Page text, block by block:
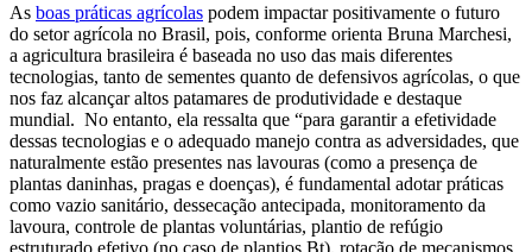
As boas práticas agrícolas podem impactar positivamente o futuro
do setor agrícola no Brasil, pois, conforme orienta Bruna Marchesi,
a agricultura brasileira é baseada no uso das mais diferentes
tecnologias, tanto de sementes quanto de defensivos agrícolas, o que
nos faz alcançar altos patamares de produtividade e destaque
mundial. No entanto, ela ressalta que “para garantir a efetividade
dessas tecnologias e o adequado manejo contra as adversidades, que
naturalmente estão presentes nas lavouras (como a presença de
plantas daninhas, pragas e doenças), é fundamental adotar práticas
como vazio sanitário, dessecação antecipada, monitoramento da
lavoura, controle de plantas voluntárias, plantio de refúgio
estruturado efetivo (no caso de plantios Bt), rotação de mecanismos